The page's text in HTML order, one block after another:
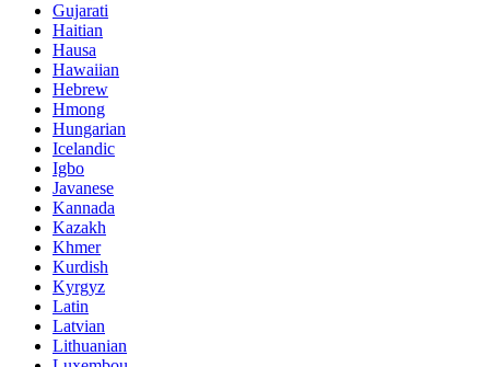
Gujarati
Haitian
Hausa
Hawaiian
Hebrew
Hmong
Hungarian
Icelandic
Igbo
Javanese
Kannada
Kazakh
Khmer
Kurdish
Kyrgyz
Latin
Latvian
Lithuanian